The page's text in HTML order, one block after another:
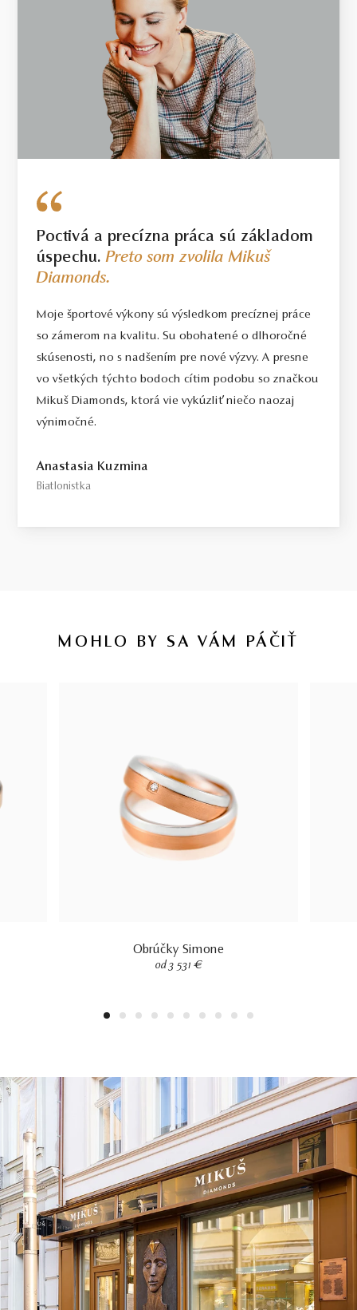
Poctivá a precízna práca sú základom
úspechu.Preto som zvolila Mikuš
Diamonds.
Moje športové výkony sú výsledkom precíznej práce
so zámerom na kvalitu. Su obohatené o dlhoročné
skúsenosti, no s nadšením pre nové výzvy. A presne
vo všetkých týchto bodoch cítim podobu so značkou
Mikuš Diamonds, ktorá vie vykúzliť niečo naozaj
výnimočné.
Anastasia Kuzmina
Biatlonistka
MOHLO BY SA VÁM PÁČIŤ
Obrúčky Simone
od 3 531 €
1 2 3 4 5 6 7 8 9 10